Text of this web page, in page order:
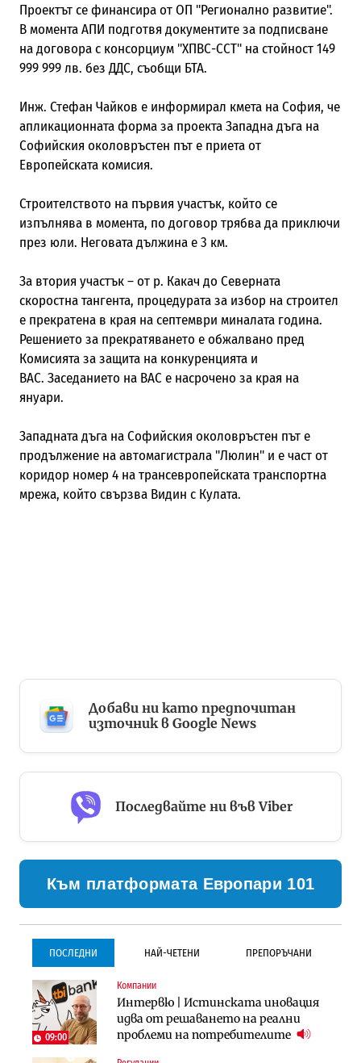
Проектът се финансира от ОП "Регионално развитие".
В момента АПИ подготвя документите за подписване
на договора с консорциум "ХПВС-ССТ" на стойност 149
999 999 лв. без ДДС, съобщи БТА.
Инж. Стефан Чайков е информирал кмета на София, че
апликационната форма за проекта Западна дъга на
Софийския околовръстен път е приета от
Европейската комисия.
Строителството на първия участък, който се
изпълнява в момента, по договор трябва да приключи
през юли. Неговата дължина е 3 км.
За втория участък – от р. Какач до Северната
скоростна тангента, процедурата за избор на строител
е прекратена в края на септември миналата година.
Решението за прекратяването е обжалвано пред
Комисията за защита на конкуренцията и
ВАС. Заседанието на ВАС е насрочено за края на
януари.
Западната дъга на Софийския околовръстен път е
продължение на автомагистрала "Люлин" и е част от
коридор номер 4 на трансевропейската транспортна
мрежа, който свързва Видин с Кулата.
Добави ни като предпочитан
източник в Google News
Последвайте ни във Viber
Към платформата Европари 101
ПОСЛЕДНИ НАЙ-ЧЕТЕНИ ПРЕПОРЪЧАНИ
09:00
Компании
Интервю | Истинската иновация
идва от решаването на реални
проблеми на потребителите
Инфраструктура
Проектирането на тунела под
Петрохан ще върви паралелно с
екологичните оценки
Инфраструктура
Проектирането на тунела под
Петрохан ще върви паралелно с
екологичните оценки